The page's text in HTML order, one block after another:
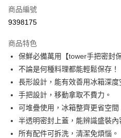
4.訂單成立30分鐘內，如未前往確認交
消。如遇「轉專審核」未通過狀況，表
法說明評估內容。
1.分期款項不併入電信帳單，「大哥付
2.透過簡訊連結打開帳單後，可選擇「
帳／街口支付／iPASS MONEY」等通路
【注意事項】
1.本服務係由「台灣大哥大股份有限公
用戶於交易時，得透過本服務購買商品
買賣價金債權讓與本公司後，依約使用
2.基於同意付款使用「大哥付你分期」
資料（包含姓名、電話或地址）提供予
每筆NT$100，滿NT$499(含以上)免
每筆NT$100，滿NT$499(含以上)免
7-11取貨付款
每筆NT$100，滿NT$499(含以上)
付款後7-11取貨
每筆NT$100，滿NT$499(含以上)免
宅配【父親節大回饋】限時$299免運
商品編號
9398175
商品特色
保鮮必備萬用【tower手把密封
不論是何種料理都能輕鬆保存！
長形設計，能有效善用冰箱深度
手把設計，移動拿取不費力。
可堆疊使用，冰箱整齊更省空間
半透明密封上蓋，能辨識盛裝內
所有配件可拆洗，清潔免煩惱。